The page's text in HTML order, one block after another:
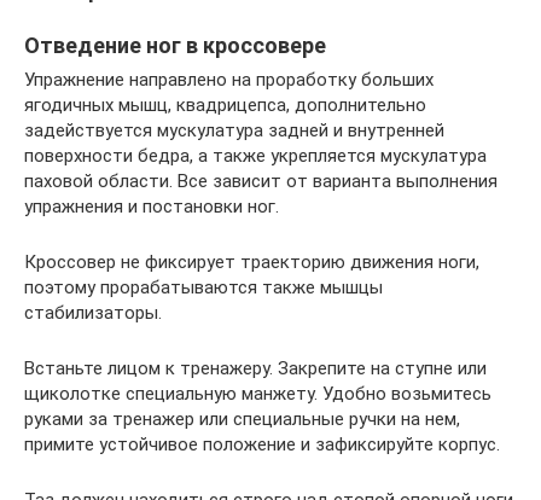
Отведение ног в кроссовере
Упражнение направлено на проработку больших
ягодичных мышц, квадрицепса, дополнительно
задействуется мускулатура задней и внутренней
поверхности бедра, а также укрепляется мускулатура
паховой области. Все зависит от варианта выполнения
упражнения и постановки ног.
Кроссовер не фиксирует траекторию движения ноги,
поэтому прорабатываются также мышцы
стабилизаторы.
Встаньте лицом к тренажеру. Закрепите на ступне или
щиколотке специальную манжету. Удобно возьмитесь
руками за тренажер или специальные ручки на нем,
примите устойчивое положение и зафиксируйте корпус.